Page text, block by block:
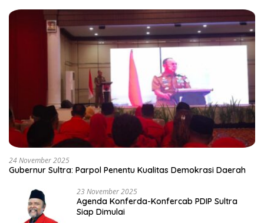
24 November 2025
Gubernur Sultra: Parpol Penentu Kualitas Demokrasi Daerah
23 November 2025
Agenda Konferda-Konfercab PDIP Sultra
Siap Dimulai